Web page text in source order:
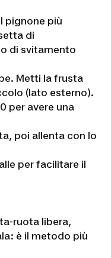
pignone più
di
di svitamento
Metti la frusta
(lato esterno).
per avere una
poi allenta con lo
per facilitare il
ruota libera,
è il metodo più